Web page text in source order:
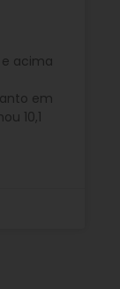
acima
em
10,1